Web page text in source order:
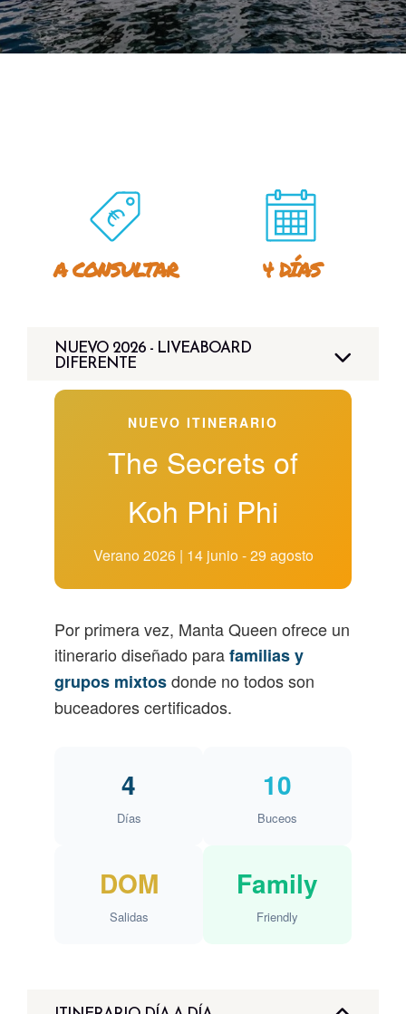
A CONSULTAR 4 DÍAS
NUEVO 2026 - LIVEABOARD
DIFERENTE
NUEVO ITINERARIO
The Secrets of
Koh Phi Phi
Verano 2026 | 14 junio - 29 agosto
Por primera vez, Manta Queen ofrece un
itinerario diseñado parafamilias y
grupos mixtosdonde no todos son
buceadores certificados.
4
Días
10
Buceos
DOM
Salidas
Family
Friendly